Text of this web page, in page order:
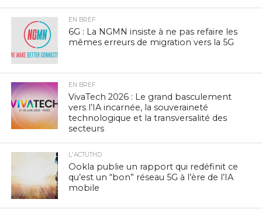
EN BREF
6G : La NGMN insiste à ne pas refaire les
mêmes erreurs de migration vers la 5G
EN BREF
VivaTech 2026 : Le grand basculement
vers l’IA incarnée, la souveraineté
technologique et la transversalité des
secteurs
L'ACTUTHD
Ookla publie un rapport qui redéfinit ce
qu’est un “bon” réseau 5G à l’ère de l’IA
mobile